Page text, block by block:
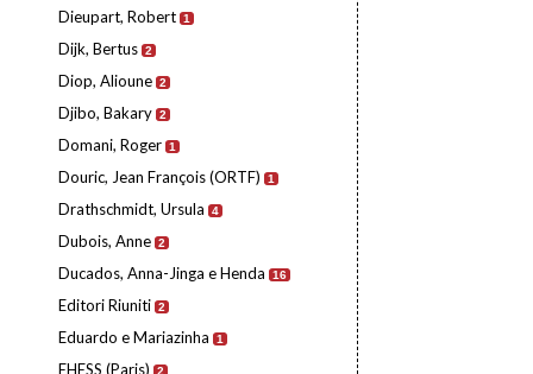
Dieupart, Robert 1
Dijk, Bertus 2
Diop, Alioune 2
Djibo, Bakary 2
Domani, Roger 1
Douric, Jean François (ORTF) 1
Drathschmidt, Ursula 4
Dubois, Anne 2
Ducados, Anna-Jinga e Henda 16
Editori Riuniti 2
Eduardo e Mariazinha 1
EHESS (Paris) 2